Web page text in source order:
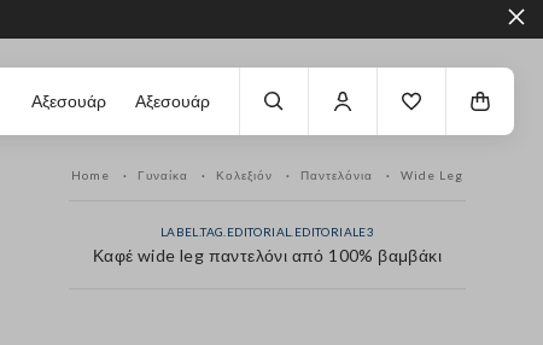
Αξεσουάρ Αξεσουάρ
Home Γυναίκα Κολεξιόν Παντελόνια Wide Leg
LABEL.TAG.EDITORIAL.EDITORIALE3
Καφέ wide leg παντελόνι από 100% βαμβάκι